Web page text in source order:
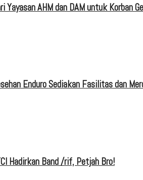
AHM dan DAM untuk Korban
Enduro Sediakan Fasilitas dan
Hadirkan Band /rif, Petjah Bro!